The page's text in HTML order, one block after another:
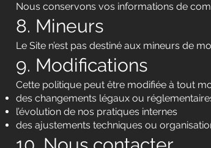
Nous conservons vos informations de
8. Mineurs
Le Site n’est pas destiné aux mineurs de
9. Modifications
Cette politique peut être modifiée à tout
des changements légaux ou
l’évolution de nos pratiques internes
des ajustements techniques ou